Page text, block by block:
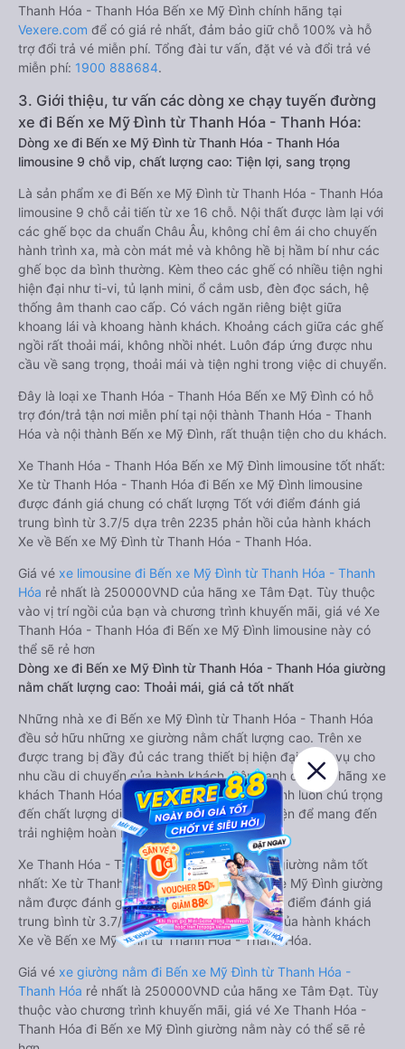
Thanh Hóa - Thanh Hóa Bến xe Mỹ Đình chính hãng tại
Vexere.com để có giá rẻ nhất, đảm bảo giữ chỗ 100% và hỗ
trợ đổi trả vé miễn phí. Tổng đài tư vấn, đặt vé và đổi trả vé
miễn phí: 1900 888684.
3. Giới thiệu, tư vấn các dòng xe chạy tuyến đường
xe đi Bến xe Mỹ Đình từ Thanh Hóa - Thanh Hóa:
Dòng xe đi Bến xe Mỹ Đình từ Thanh Hóa - Thanh Hóa
limousine 9 chỗ vip, chất lượng cao: Tiện lợi, sang trọng
Là sản phẩm xe đi Bến xe Mỹ Đình từ Thanh Hóa - Thanh Hóa
limousine 9 chỗ cải tiến từ xe 16 chỗ. Nội thất được làm lại với
các ghế bọc da chuẩn Châu Âu, không chỉ êm ái cho chuyến
hành trình xa, mà còn mát mẻ và không hề bị hầm bí như các
ghế bọc da bình thường. Kèm theo các ghế có nhiều tiện nghi
hiện đại như ti-vi, tủ lạnh mini, ổ cắm usb, đèn đọc sách, hệ
thống âm thanh cao cấp. Có vách ngăn riêng biệt giữa
khoang lái và khoang hành khách. Khoảng cách giữa các ghế
ngồi rất thoải mái, không nhồi nhét. Luôn đáp ứng được nhu
cầu về sang trọng, thoải mái và tiện nghi trong việc di chuyển.
Đây là loại xe Thanh Hóa - Thanh Hóa Bến xe Mỹ Đình có hỗ
trợ đón/trả tận nơi miễn phí tại nội thành Thanh Hóa - Thanh
Hóa và nội thành Bến xe Mỹ Đình, rất thuận tiện cho du khách.
Xe Thanh Hóa - Thanh Hóa Bến xe Mỹ Đình limousine tốt nhất:
Xe từ Thanh Hóa - Thanh Hóa đi Bến xe Mỹ Đình limousine
được đánh giá chung có chất lượng Tốt với điểm đánh giá
trung bình từ 3.7/5 dựa trên 2235 phản hồi của hành khách
Xe về Bến xe Mỹ Đình từ Thanh Hóa - Thanh Hóa.
Giá vé xe limousine đi Bến xe Mỹ Đình từ Thanh Hóa - Thanh
Hóa rẻ nhất là 250000VND của hãng xe Tâm Đạt. Tùy thuộc
vào vị trí ngồi của bạn và chương trình khuyến mãi, giá vé Xe
Thanh Hóa - Thanh Hóa đi Bến xe Mỹ Đình limousine này có
thể sẽ rẻ hơn
Dòng xe đi Bến xe Mỹ Đình từ Thanh Hóa - Thanh Hóa giường
nằm chất lượng cao: Thoải mái, giá cả tốt nhất
Những nhà xe đi Bến xe Mỹ Đình từ Thanh Hóa - Thanh Hóa
đều sở hữu những xe giường nằm chất lượng cao. Trên xe
được trang bị đầy đủ các trang thiết bị hiện đại phục vụ cho
nhu cầu di chuyển của hành khách. Bên cạnh đó, các hãng xe
khách Thanh Hóa - Thanh Hóa Bến xe Mỹ Đình luôn chú trọng
đến chất lượng dịch vụ, không ngừng cải thiện để mang đến
trải nghiệm hoàn hảo cho hành khách.
Xe Thanh Hóa - Thanh Hóa Bến xe Mỹ Đình giường nằm tốt
nhất: Xe từ Thanh Hóa - Thanh Hóa đi Bến xe Mỹ Đình giường
nằm được đánh giá chung chất lượng Tốt với điểm đánh giá
trung bình từ 3.7/5 dựa trên 2235 phản hồi của hành khách
Xe về Bến xe Mỹ Đình từ Thanh Hóa - Thanh Hóa.
Giá vé xe giường nằm đi Bến xe Mỹ Đình từ Thanh Hóa -
Thanh Hóa rẻ nhất là 250000VND của hãng xe Tâm Đạt. Tùy
thuộc vào chương trình khuyến mãi, giá vé Xe Thanh Hóa -
Thanh Hóa đi Bến xe Mỹ Đình giường nằm này có thể sẽ rẻ